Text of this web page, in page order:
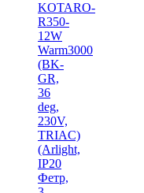
KOTARO-
R350-
12W
Warm3000
(BK-
GR,
36
deg,
230V,
TRIAC)
(Arlight,
IP20
Фетр,